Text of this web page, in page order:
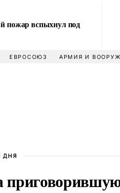
вспыхнул под
ЕВРОСОЮЗ АРМИЯ И
ДНЯ